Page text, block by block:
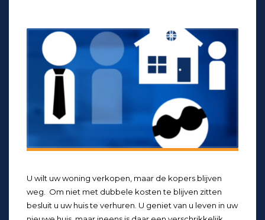
U wilt uw woning verkopen, maar de kopers blijven
weg. Om niet met dubbele kosten te blijven zitten
besluit u uw huis te verhuren. U geniet van u leven in uw